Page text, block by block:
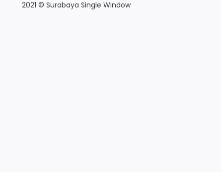
2021 © Surabaya Single Window